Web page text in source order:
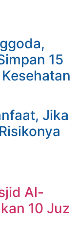
15
Jika
Al-
10 Juz